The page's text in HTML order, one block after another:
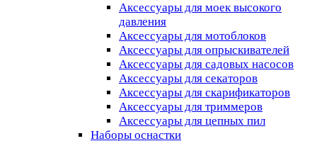
Аксессуары для моек высокого
давления
Аксессуары для мотоблоков
Аксессуары для опрыскивателей
Аксессуары для садовых насосов
Аксессуары для секаторов
Аксессуары для скарификаторов
Аксессуары для триммеров
Аксессуары для цепных пил
Наборы оснастки